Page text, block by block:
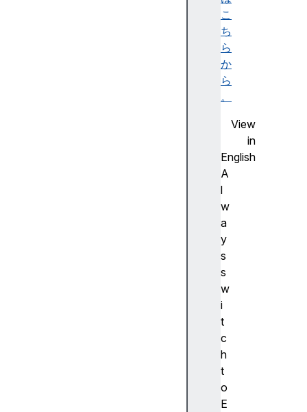
こ
ち
ら
か
ら
。
View
in
English
A
l
w
a
y
s
s
w
i
t
c
h
t
o
E